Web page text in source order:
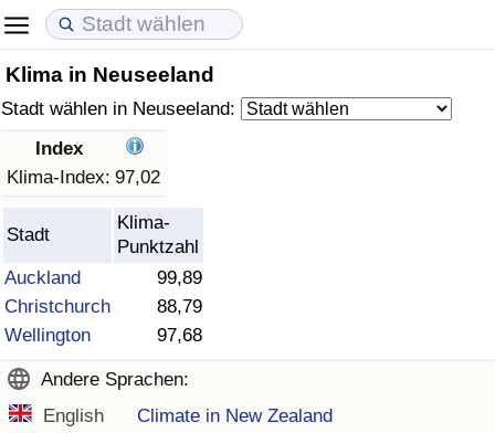
Klima in Neuseeland
Stadt wählen in Neuseeland:
Index
Klima-Index: 97,02
Stadt
Klima-
Punktzahl
Auckland
99,89
Christchurch
88,79
Wellington
97,68
Andere Sprachen:
English
Climate in New Zealand
Lebenshaltungskosten
Lebenshaltungskosten-Index (aktuell)
Lebenshaltungskosten-Index
Lebenshaltungskosten-Index nach Land
in Akaba
Immobilienpreise
Immobilienpreis-Index (aktuell)
Immobilienpreis-Index
Immobilienpreis-Index nach Land
Lebensqualität
Lebensqualität-Index
Lebensqualität-Index (aktuell)
Lebensqualitätsindex nach Land
Kriminalität
Kriminalitäts-Index (aktuell)
Kriminalitäts-Index